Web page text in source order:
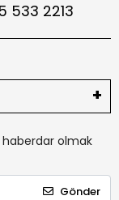
533 2213
olmak
Gönder